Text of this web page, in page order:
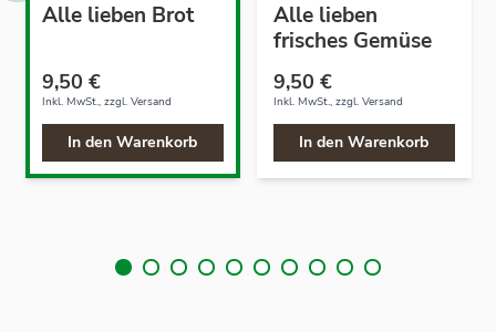
Alle lieben Brot
9,50 €
Inkl. MwSt., zzgl. Versand
In den Warenkorb
Alle lieben
frisches Gemüse
9,50 €
Inkl. MwSt., zzgl. Versand
In den Warenkorb